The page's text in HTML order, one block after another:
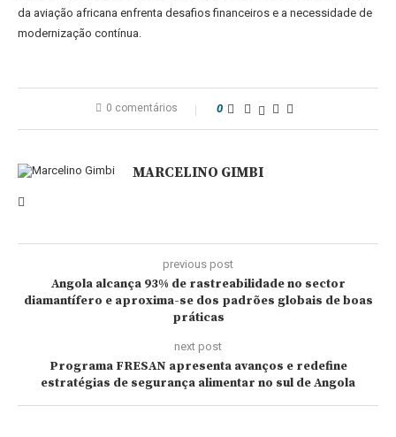
da aviação africana enfrenta desafios financeiros e a necessidade de
modernização contínua.
0 comentários 0
MARCELINO GIMBI
previous post
Angola alcança 93% de rastreabilidade no sector
diamantífero e aproxima-se dos padrões globais de boas
práticas
next post
Programa FRESAN apresenta avanços e redefine
estratégias de segurança alimentar no sul de Angola